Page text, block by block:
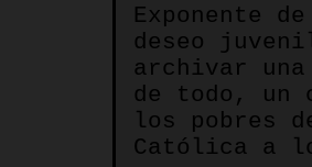
Exponente
deseo
archivar
de todo, un
los pobres
Católica a